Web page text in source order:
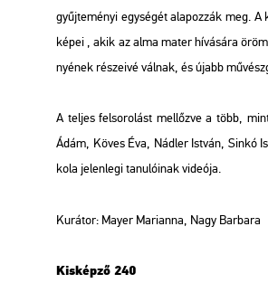
gyűj­te­mé­nyi egy­sé­gét ala­poz­zák meg.
képei , akik az alma mater hí­vá­sá­ra
nyé­nek ré­sze­i­vé vál­nak, és újabb
A tel­jes fel­so­ro­lást mel­lőz­ve a több,
Ádám, Köves Éva, Nád­ler Ist­ván,
ko­la je­len­le­gi ta­nu­ló­i­nak vi­de­ó­ja.
Ku­rá­tor: Mayer Ma­ri­an­na, Nagy Bar­ba­ra
Kis­kép­ző 240